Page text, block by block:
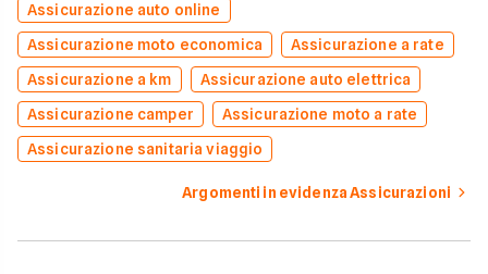
Assicurazione auto online
Assicurazione moto economica
Assicurazione a rate
Assicurazione a km
Assicurazione auto elettrica
Assicurazione camper
Assicurazione moto a rate
Assicurazione sanitaria viaggio
Argomenti in evidenza Assicurazioni